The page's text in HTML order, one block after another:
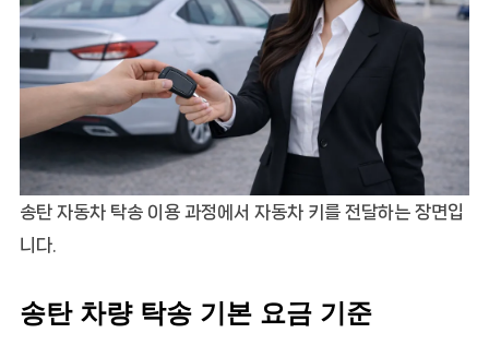
송탄 자동차 탁송 이용 과정에서 자동차 키를 전달하는 장면입
니다.
송탄 차량 탁송 기본 요금 기준